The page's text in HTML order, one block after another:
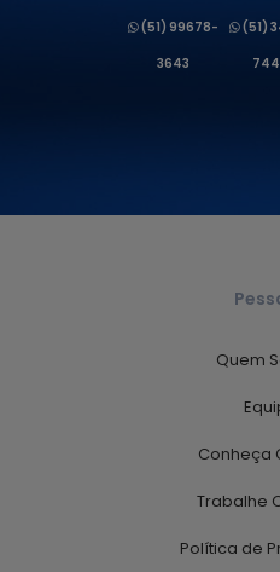
(51) 99678-
3643
(51)
Quem
Conheça
Trabalhe
Política de